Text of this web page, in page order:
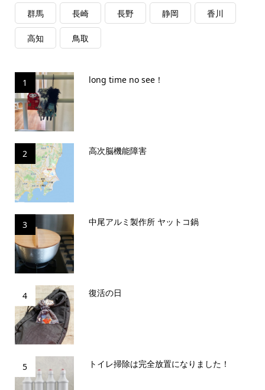
群馬 長崎 長野 静岡 香川
高知 鳥取
1 long time no see！
2 高次脳機能障害
3 中尾アルミ製作所 ヤットコ鍋
4 復活の日
5 トイレ掃除は完全放置になりました！